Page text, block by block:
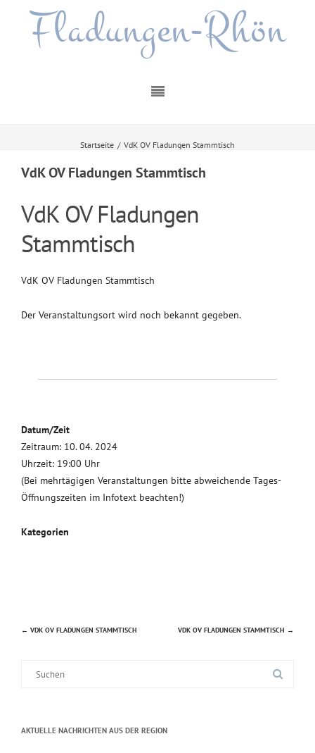
Fladungen-Rhön
Startseite / VdK OV Fladungen Stammtisch
VdK OV Fladungen Stammtisch
VdK OV Fladungen
Stammtisch
VdK OV Fladungen Stammtisch
Der Veranstaltungsort wird noch bekannt gegeben.
Datum/Zeit
Zeitraum: 10. 04. 2024
Uhrzeit: 19:00 Uhr
(Bei mehrtägigen Veranstaltungen bitte abweichende Tages-
Öffnungszeiten im Infotext beachten!)
Kategorien
Beitragsnavigation
← VDK OV FLADUNGEN STAMMTISCH VDK OV FLADUNGEN STAMMTISCH →
AKTUELLE NACHRICHTEN AUS DER REGION